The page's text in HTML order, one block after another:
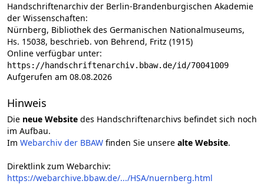
Handschriftenarchiv der Berlin-Brandenburgischen Akademie
der Wissenschaften:
Nürnberg, Bibliothek des Germanischen Nationalmuseums,
Hs. 15038, beschrieb. von Behrend, Fritz (1915)
Online verfügbar unter:
https://handschriftenarchiv.bbaw.de/id/70041009
Aufgerufen am 08.08.2026
Hinweis
Die neue Website des Handschriftenarchivs befindet sich noch
im Aufbau.
Im Webarchiv der BBAW finden Sie unsere alte Website.
Direktlink zum Webarchiv:
https://webarchive.bbaw.de/.../HSA/nuernberg.html